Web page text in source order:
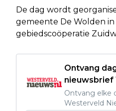
De dag wordt
gemeente De Wolden
gebiedscoöperatie
Ontvang
nieuwsbrief
Ontvang elke
Westerveld